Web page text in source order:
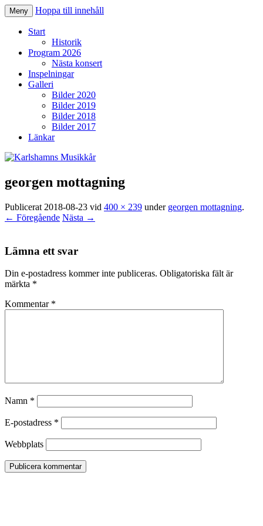
Karlshamns Musikkår
Meny Hoppa till innehåll
Start
Historik
Program 2026
Nästa konsert
Inspelningar
Galleri
Bilder 2020
Bilder 2019
Bilder 2018
Bilder 2017
Länkar
georgen mottagning
Publicerat 2018-08-23 vid 400 × 239 under georgen mottagning.
← Föregående Nästa →
Lämna ett svar
Din e-postadress kommer inte publiceras. Obligatoriska fält är
märkta *
Kommentar *
Namn *
E-postadress *
Webbplats